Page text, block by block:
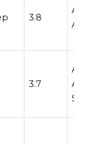
3.8
3.7
SP